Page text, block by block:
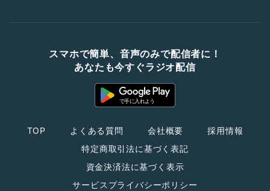
スマホで簡単、音声のみで配信者に！
あなたも今すぐラジオ配信
TOP よくある質問 会社概要
採用情報
特定商取引法に基づく表記
資金決済法に基づく表示
サービスプライバシーポリシー